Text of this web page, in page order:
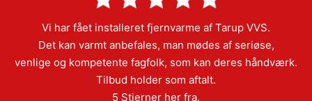
Vi har fået installeret fjernvarme af Tarup VVS.
Det kan varmt anbefales, man mødes af seriøse,
venlige og kompetente fagfolk, som kan deres håndværk.
Tilbud holder som aftalt.
5 Stjerner her fra.